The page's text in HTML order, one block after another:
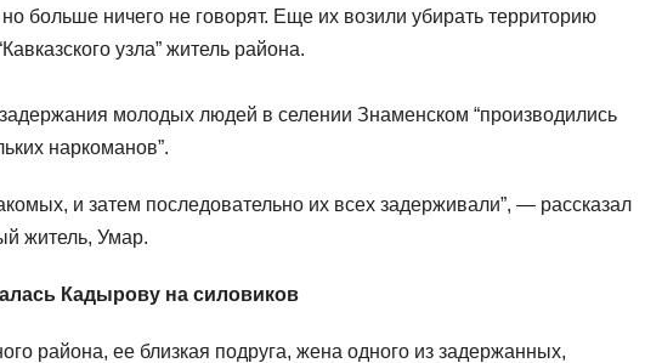
больше ничего не говорят. Еще их возили убирать территорию
узла” житель района.
молодых людей в селении Знаменском “производились
наркоманов”.
и затем последовательно их всех задерживали”, — рассказал
житель, Умар.
Кадырову на силовиков
района, ее близкая подруга, жена одного из задержанных,